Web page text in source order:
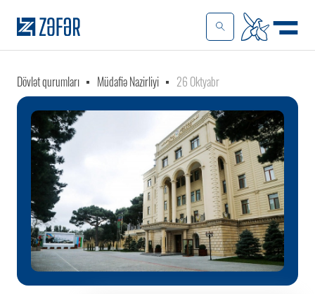
Dövlət qurumları Müdafiə Nazirliyi 26 Oktyabr